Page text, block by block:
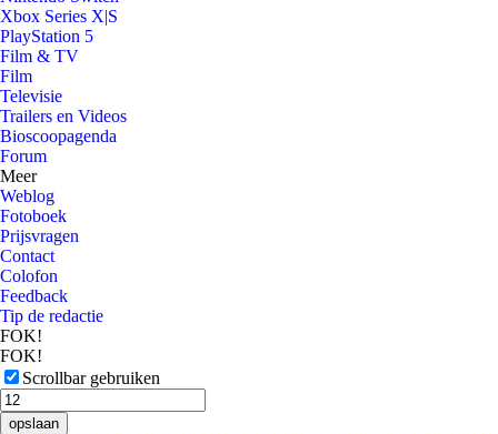
Xbox Series X|S
PlayStation 5
Film & TV
Film
Televisie
Trailers en Videos
Bioscoopagenda
Forum
Meer
Weblog
Fotoboek
Prijsvragen
Contact
Colofon
Feedback
Tip de redactie
FOK!
FOK!
Scrollbar gebruiken
opslaan